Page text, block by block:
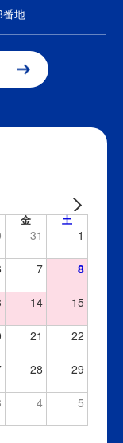
番地
金 土
31 1
7 8
14 15
21 22
28 29
4 5